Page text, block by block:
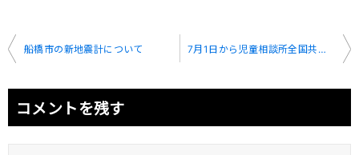
投
ビ
船橋市の新地震計について 7月1日から児童相談所全国共通ダイヤルが ”189”
コメントを残す